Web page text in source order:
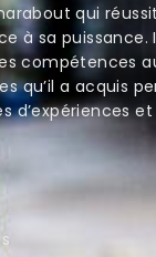
qui
à sa puissance.
compétences
qu’il a acquis
d’expériences